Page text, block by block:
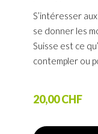
S’intéresser
se donner les
Suisse est ce
contempler ou
20,00 CHF